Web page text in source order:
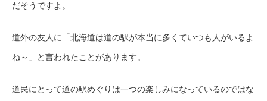
だそうですよ。
道外の友人に「北海道は道の駅が本当に多くていつも人がいるよ
ね～」と言われたことがあります。
道民にとって道の駅めぐりは一つの楽しみになっているのではな